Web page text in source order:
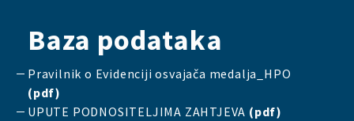
Baza podataka
Pravilnik o Evidenciji osvajača medalja_HPO
(pdf)
UPUTE PODNOSITELJIMA ZAHTJEVA (pdf)